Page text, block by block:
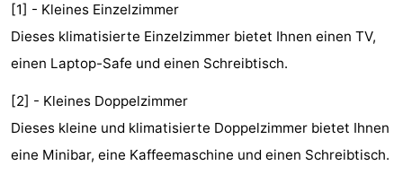
Bos
Zimmer
(mit
Frühstück)
Lastminutes
Museen
Attraktionen
[1] - Kleines Einzelzimmer
Dieses klimatisierte Einzelzimmer bietet Ihnen einen TV,
einen Laptop-Safe und einen Schreibtisch.
[2] - Kleines Doppelzimmer
Dieses kleine und klimatisierte Doppelzimmer bietet Ihnen
eine Minibar, eine Kaffeemaschine und einen Schreibtisch.